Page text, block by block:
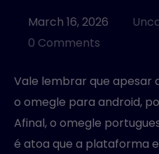
March 16, 2026
0 Comments
Vale lembrar que apesar
o omegle para android,
Afinal, o omegle
é atoa que a plataforma